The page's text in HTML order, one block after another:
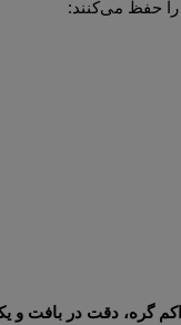
گره، دقت در بافت و